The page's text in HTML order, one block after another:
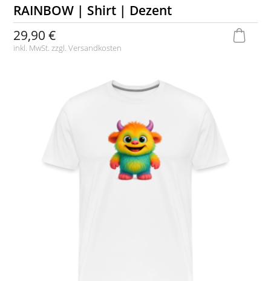
RAINBOW | Shirt | Dezent
29,90 €
inkl. MwSt. zzgl.Versandkosten